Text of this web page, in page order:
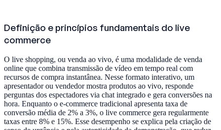
Definição e princípios fundamentais do live
commerce
O live shopping, ou venda ao vivo, é uma modalidade de venda
online que combina transmissão de vídeo em tempo real com
recursos de compra instantânea. Nesse formato interativo, um
apresentador ou vendedor mostra produtos ao vivo, responde
perguntas dos espectadores via chat integrado e gera conversões na
hora. Enquanto o e-commerce tradicional apresenta taxa de
conversão média de 2% a 3%, o live commerce gera regularmente
taxas entre 8% e 15%. Esse desempenho se explica pela criação de